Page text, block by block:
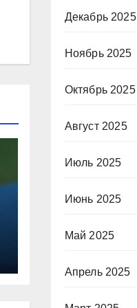
Декабрь 2025
Ноябрь 2025
Октябрь 2025
Август 2025
Июль 2025
Июнь 2025
Май 2025
Апрель 2025